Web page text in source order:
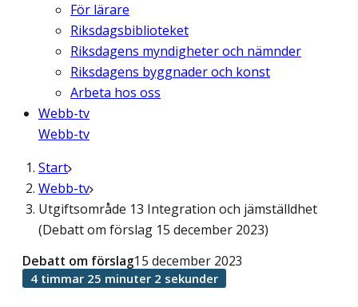
För lärare
Riksdagsbiblioteket
Riksdagens myndigheter och nämnder
Riksdagens byggnader och konst
Arbeta hos oss
Webb-tv
Webb-tv
Start
Webb-tv
Utgiftsområde 13 Integration och jämställdhet
(Debatt om förslag 15 december 2023)
Debatt om förslag15 december 2023
4 timmar 25 minuter 2 sekunder